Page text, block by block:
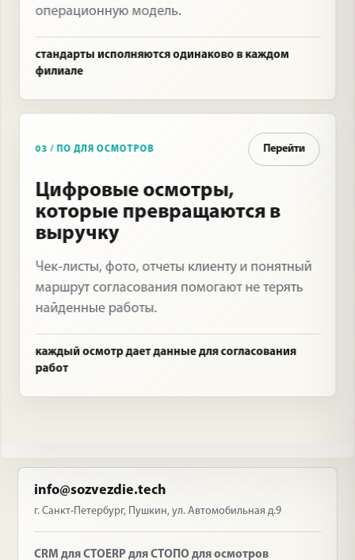
операционную модель.
стандарты исполняются одинаково в каждом
филиале
03 / ПО ДЛЯ ОСМОТРОВ Перейти
Цифровые осмотры,
которые превращаются в
выручку
Чек-листы, фото, отчеты клиенту и понятный
маршрут согласования помогают не терять
найденные работы.
каждый осмотр дает данные для согласования
работ
info@sozvezdie.tech
г. Санкт-Петербург, Пушкин, ул. Автомобильная д.9
CRM для СТОERP для СТОПО для осмотров